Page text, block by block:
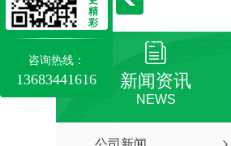
新闻资讯
NEWS
精
彩
咨询热线：
13683441616